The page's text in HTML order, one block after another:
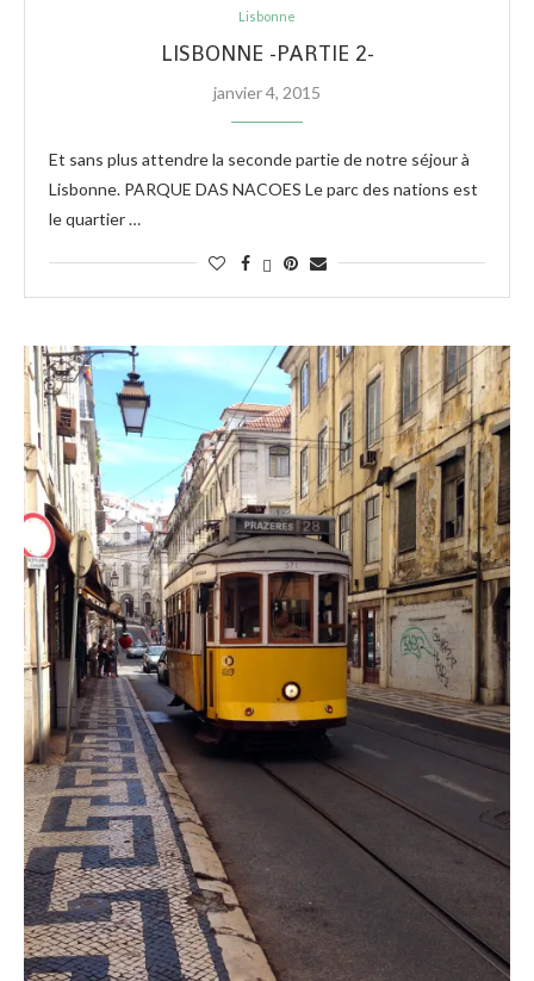
Lisbonne
LISBONNE -PARTIE 2-
janvier 4, 2015
Et sans plus attendre la seconde partie de notre séjour à
Lisbonne. PARQUE DAS NACOES Le parc des nations est
le quartier …